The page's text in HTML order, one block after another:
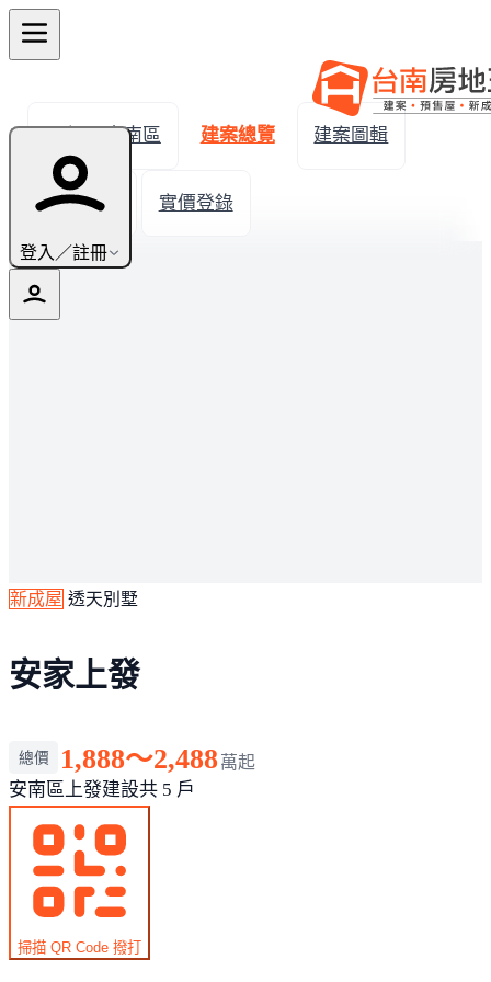
登入／註冊
← 返回安南區 建案總覽 建案圖輯
生活機能 實價登錄
新成屋 透天別墅
安家上發
總價 1,888～2,488萬起
安南區上發建設共 5 戶
掃描 QR Code 撥打